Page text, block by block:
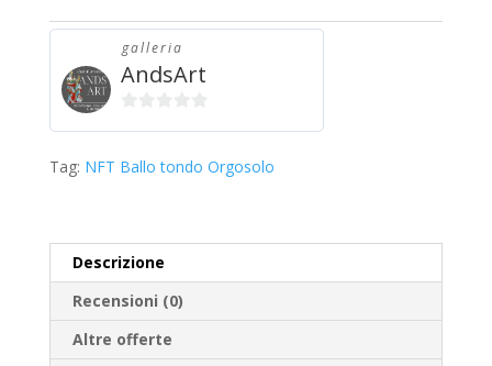
galleria
AndsArt
u
Tag: NFT Ballo tondo Orgosolo
Descrizione
Recensioni (0)
Altre offerte